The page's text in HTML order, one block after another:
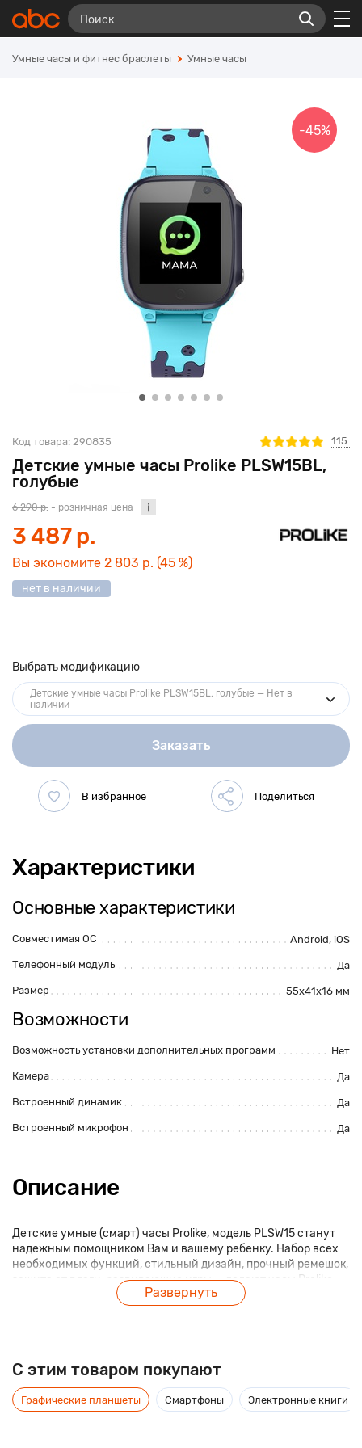
Умные часы и фитнес браслеты Умные часы
Детские умные часы Prolike PLSW15BL,
голубые
Код товара: 290835 115
-45%
6 290 р. - розничная цена
3 487 р.
Вы экономите 2 803 р. (45 %)
нет в наличии
Выбрать модификацию
Детские умные часы Prolike PLSW15BL, голубые — Нет в
наличии
Заказать
Характеристики
Основные характеристики
Совместимая ОС Android, iOS
Телефонный модуль Да
Размер 55х41х16 мм
Возможности
Возможность установки дополнительных программ Нет
Камера Да
Встроенный динамик Да
Встроенный микрофон Да
Описание
Детские умные (смарт) часы Prolike, модель PLSW15 станут
надежным помощником Вам и вашему ребенку. Набор всех
необходимых функций, стильный дизайн, прочный ремешок,
защита от влаги, развивающие игры — делают часы Prolike
незаменимым аксессуаром для ребенка, помогая ему
развиваться и всегда оставаться на связи с родителями.
Развернуть
C этим товаром покупают
Графические планшеты Смартфоны Электронные книги